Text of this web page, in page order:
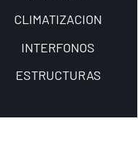
CLIMATIZACION
INTERFONOS
ESTRUCTURAS